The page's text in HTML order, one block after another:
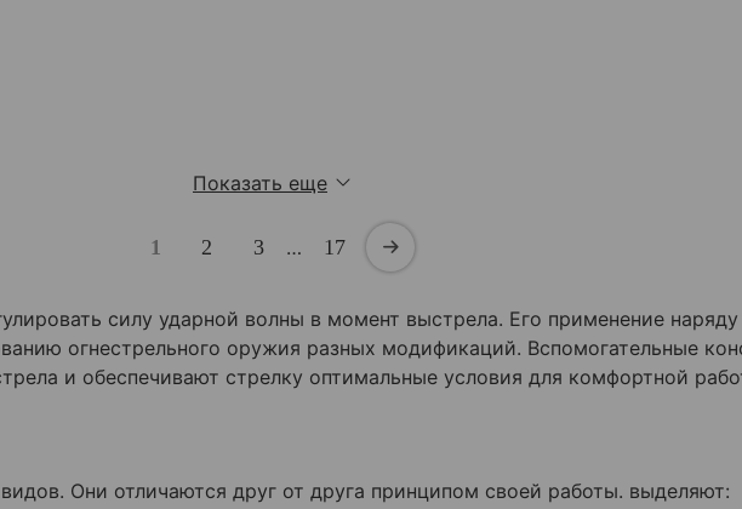
Показать еще
1 2 3 … 17
силу ударной волны в момент выстрела. Его применение
огнестрельного оружия разных модификаций. Вспомогательные
и обеспечивают стрелку оптимальные условия для комфортной
Они отличаются друг от друга принципом своей работы. выделяют: